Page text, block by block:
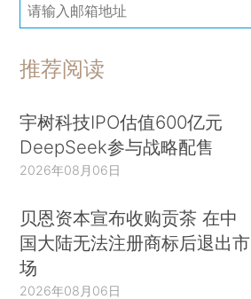
推荐阅读
宇树科技IPO估值600亿元
DeepSeek参与战略配售
2026年08月06日
贝恩资本宣布收购贡茶 在中
国大陆无法注册商标后退出市
场
2026年08月06日